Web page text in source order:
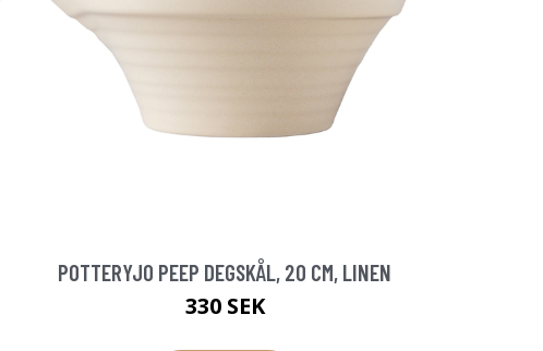
POTTERYJO PEEP DEGSKÅL, 20 CM, LINEN
330 SEK